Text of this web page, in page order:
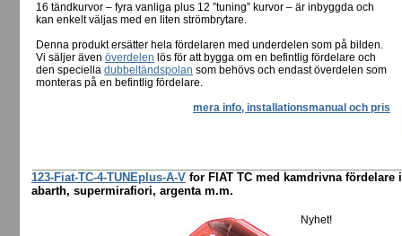
16 tändkurvor – fyra vanliga plus 12 ”tuning” kurvor – är inbyggda och
kan enkelt väljas med en liten strömbrytare.
Denna produkt ersätter hela fördelaren med underdelen som på bilden.
Vi säljer även överdelen lös för att bygga om en befintlig fördelare och
den speciella dubbeltändspolan som behövs och endast överdelen som
monteras på en befintlig fördelare.
mera info, installationsmanual och pris
123-Fiat-TC-4-TUNEplus-A-V for FIAT TC med kamdrivna fördelare
abarth, supermirafiori, argenta m.m.
Nyhet!